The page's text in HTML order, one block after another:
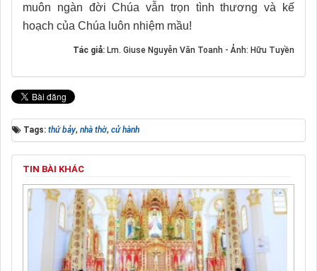
muôn ngàn đời Chúa vẫn trọn tình thương và kế
hoạch của Chúa luôn nhiệm mầu!
Tác giả: Lm. Giuse Nguyễn Văn Toanh - Ảnh: Hữu Tuyền
Tags: thứ bảy, nhà thờ, cử hành
TIN BÀI KHÁC